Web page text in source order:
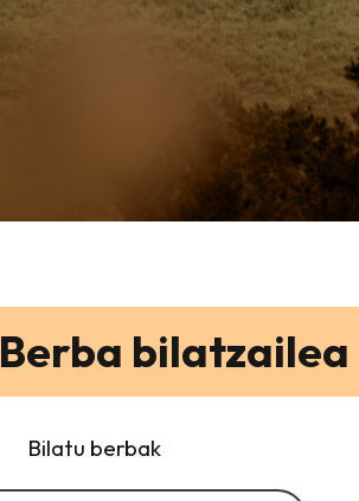
Berba bilatzailea
Bilatu berbak